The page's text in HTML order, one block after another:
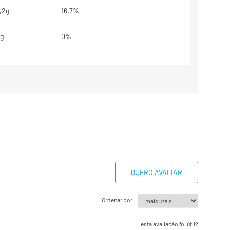
16,7%
0%
QUERO AVALIAR
Ordenar por
esta avaliação foi útil?